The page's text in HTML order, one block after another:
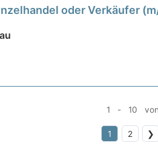
oder Verkäufer
1 - 10
1 2 ❯